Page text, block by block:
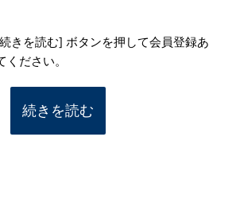
きを読む] ボタンを押して会員登録あ
ださい。
続きを読む